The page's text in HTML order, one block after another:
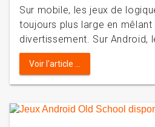
Sur mobile, les jeux de
toujours plus large en
divertissement. Sur Android,
Voir l'article ...